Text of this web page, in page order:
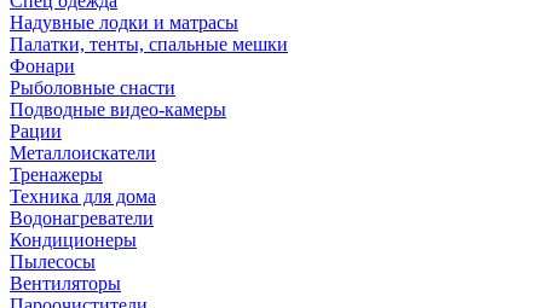
Надувные лодки и матрасы
Палатки, тенты, спальные мешки
Фонари
Рыболовные снасти
Подводные видео-камеры
Рации
Металлоискатели
Тренажеры
Техника для дома
Водонагреватели
Кондиционеры
Пылесосы
Вентиляторы